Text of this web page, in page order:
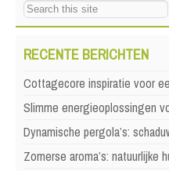
RECENTE BERICHTEN
Cottagecore inspiratie voor
Slimme energieoplossingen
Dynamische pergola’s:
Zomerse aroma’s: natuurlijke